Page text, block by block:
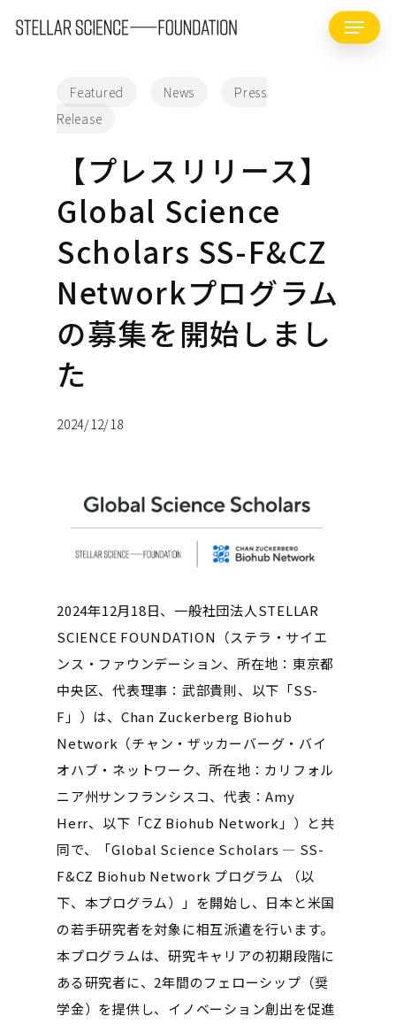
Menu
Featured News
Press
Release
【プレスリリース】
Global Science
Scholars SS-F&CZ
Networkプログラム
の募集を開始しまし
た
2024/12/18
2024年12月18日、一般社団法人STELLAR
SCIENCE FOUNDATION（ステラ・サイエ
ンス・ファウンデーション、所在地：東京都
中央区、代表理事：武部貴則、以下「SS-
F」）は、Chan Zuckerberg Biohub
Network（チャン・ザッカーバーグ・バイ
オハブ・ネットワーク、所在地：カリフォル
ニア州サンフランシスコ、代表：Amy
Herr、以下「CZ Biohub Network」）と共
同で、「Global Science Scholars ― SS-
F&CZ Biohub Network プログラム （以
下、本プログラム）」を開始し、日本と米国
の若手研究者を対象に相互派遣を行います。
本プログラムは、研究キャリアの初期段階に
ある研究者に、2年間のフェローシップ（奨
学金）を提供し、イノベーション創出を促進